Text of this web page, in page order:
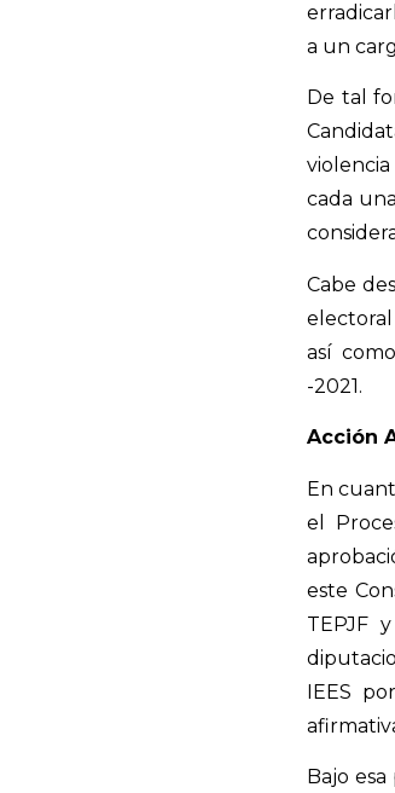
a un
De tal
cada
Cabe
así
-2021.
Acción
En
el
este
TEPJF
IEES
Bajo